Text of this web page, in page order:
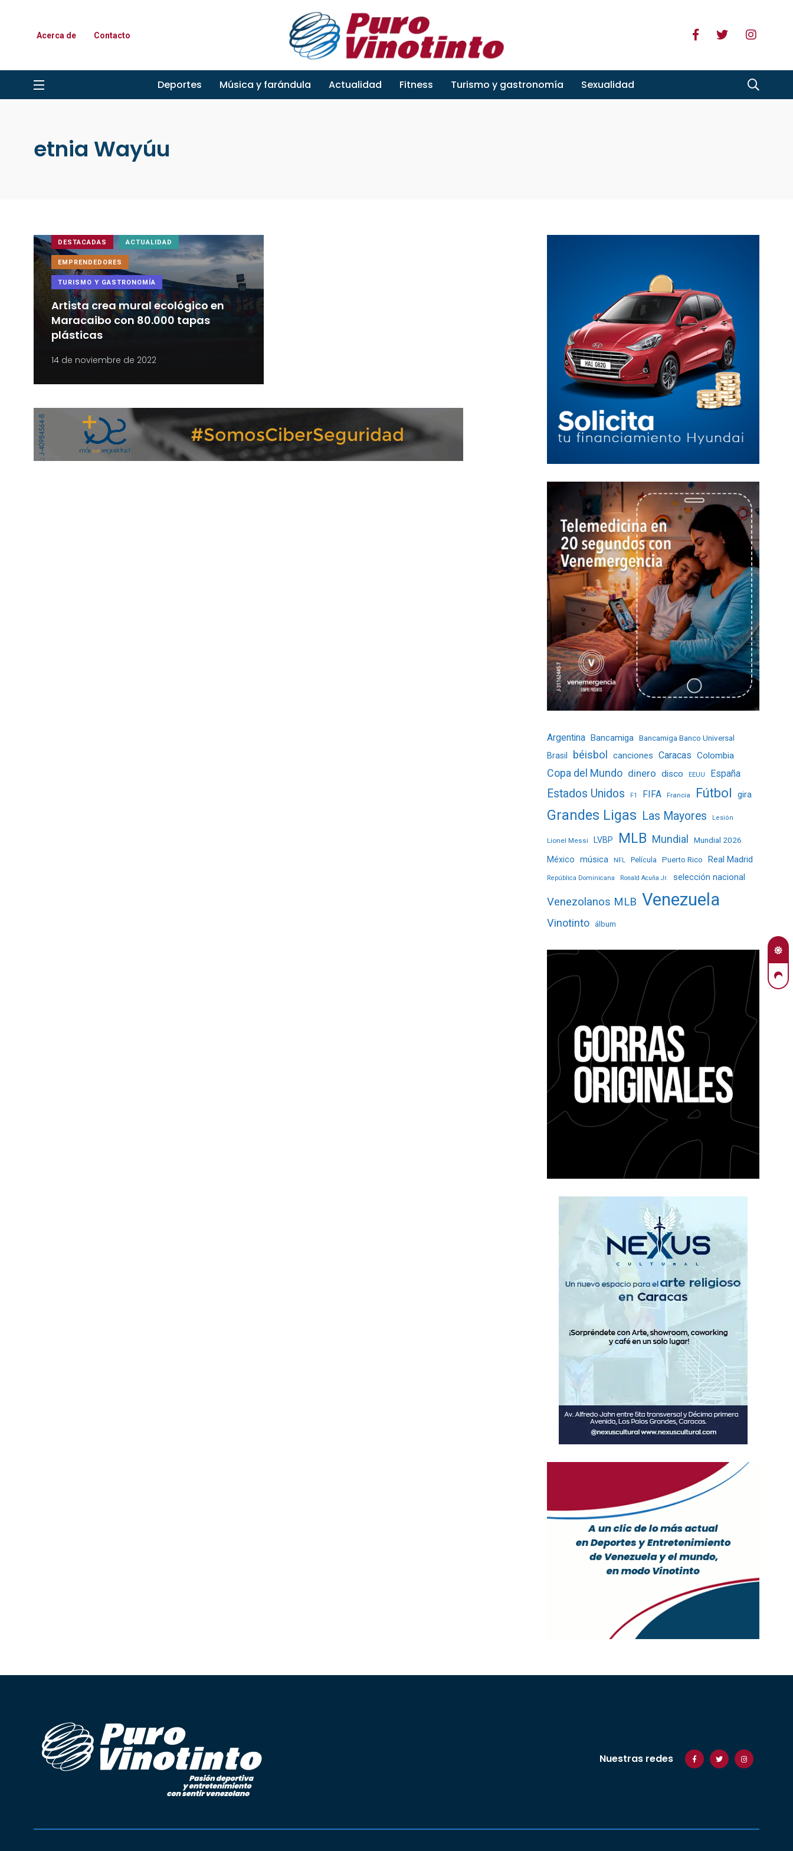
Acerca de Contacto
Deportes Música y farándula Actualidad Fitness Turismo y gastronomía Sexualidad
etnia Wayúu
DESTACADAS ACTUALIDAD
EMPRENDEDORES
TURISMO Y GASTRONOMÍA
Artista crea mural ecológico en
Maracaibo con 80.000 tapas
plásticas
14 de noviembre de 2022
Argentina Bancamiga Bancamiga Banco Universal
Brasil
béisbol canciones Caracas Colombia
Copa del Mundo dinero disco EEUU España
Estados Unidos F1 FIFA Francia Fútbol gira
Grandes Ligas Las Mayores Lesión
Lionel Messi LVBP MLB Mundial Mundial 2026
México música NFL Película Puerto Rico Real Madrid
República Dominicana Ronald Acuña Jr. selección nacional
Venezolanos MLB Venezuela
Vinotinto álbum
Nuestras redes